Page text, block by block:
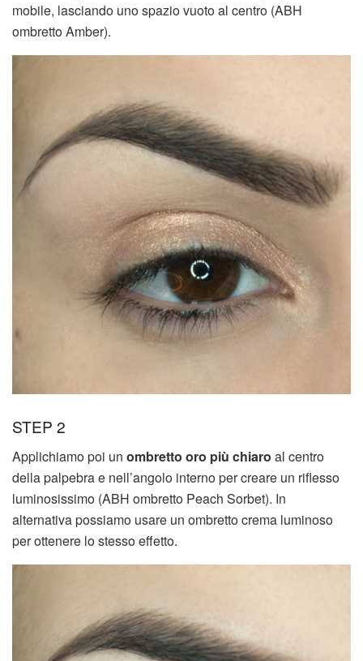
mobile, lasciando uno spazio vuoto al centro (ABH
ombretto Amber).
STEP 2
Applichiamo poi un ombretto oro più chiaro al centro
della palpebra e nell’angolo interno per creare un riflesso
luminosissimo (ABH ombretto Peach Sorbet). In
alternativa possiamo usare un ombretto crema luminoso
per ottenere lo stesso effetto.